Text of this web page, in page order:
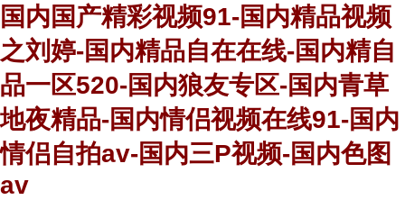
国内国产精彩视频91-国内精品视频
之刘婷-国内精品自在在线-国内精自
品一区520-国内狼友专区-国内青草
地夜精品-国内情侣视频在线91-国内
情侣自拍av-国内三P视频-国内色图
av